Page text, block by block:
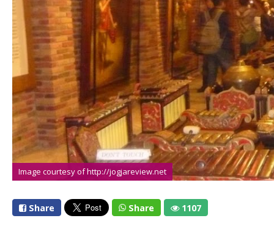
Image courtesy of http://jogjareview.net
Share Share 1107